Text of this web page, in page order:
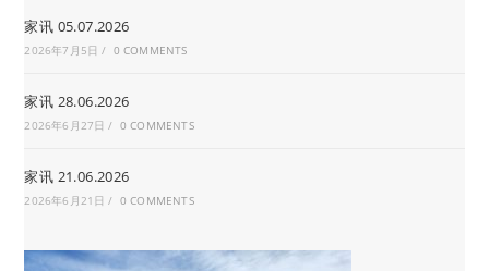
家讯 05.07.2026
2026年7月5日 / 0 COMMENTS
家讯 28.06.2026
2026年6月27日 / 0 COMMENTS
家讯 21.06.2026
2026年6月21日 / 0 COMMENTS